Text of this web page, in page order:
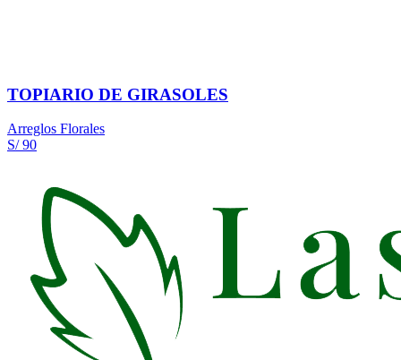
TOPIARIO DE GIRASOLES
Arreglos Florales
S/ 90